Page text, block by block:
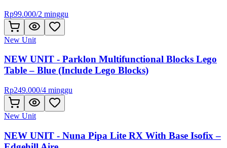
Rp99.000/2 minggu
New Unit
NEW UNIT - Parklon Multifunctional Blocks Lego
Table – Blue (Include Lego Blocks)
Rp249.000/4 minggu
New Unit
NEW UNIT - Nuna Pipa Lite RX With Base Isofix –